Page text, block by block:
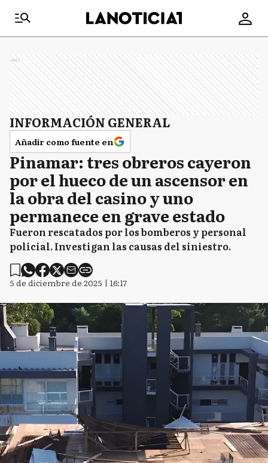
Ads
INFORMACIÓN GENERAL
Añadir como fuente en
Pinamar: tres obreros cayeron
por el hueco de un ascensor en
la obra del casino y uno
permanece en grave estado
Fueron rescatados por los bomberos y personal
policial. Investigan las causas del siniestro.
5 de diciembre de 2025 | 16:17